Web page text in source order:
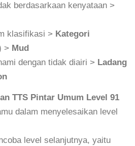
berdasarkaan kenyataan >
klasifikasi > Kategori
> Mud
dengan tidak diairi > Ladang
TTS Pintar Umum Level 91
dalam menyelesaikan level
level selanjutnya, yaitu